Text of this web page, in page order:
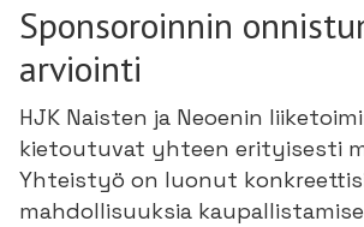
Sponsoroinnin
arviointi
HJK Naisten ja Neoenin
kietoutuvat yhteen erityisesti
Yhteistyö on luonut
mahdollisuuksia